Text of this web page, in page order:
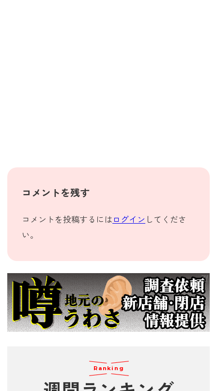
コメントを残す
コメントを投稿するには ログイン してくださ
い。
Ranking